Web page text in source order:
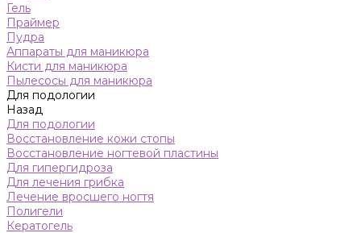
Гель
Праймер
Пудра
Аппараты для маникюра
Кисти для маникюра
Пылесосы для маникюра
Для подологии
Назад
Для подологии
Восстановление кожи стопы
Восстановление ногтевой пластины
Для гипергидроза
Для лечения грибка
Лечение вросшего ногтя
Полигели
Кератогель